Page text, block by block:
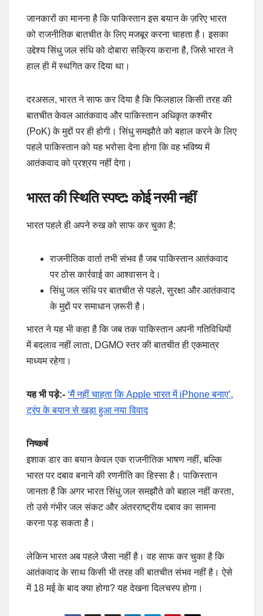
जानकारों का मानना है कि पाकिस्तान इस बयान के ज़रिए भारत
को राजनीतिक बातचीत के लिए मजबूर करना चाहता है। इसका
उद्देश्य सिंधु जल संधि को दोबारा सक्रिय कराना है, जिसे भारत ने
हाल ही में स्थगित कर दिया था।
दरअसल, भारत ने साफ कर दिया है कि फिलहाल किसी तरह की
बातचीत केवल आतंकवाद और पाकिस्तान अधिकृत कश्मीर
(PoK) के मुद्दों पर ही होगी। सिंधु समझौते को बहाल करने के लिए
पहले पाकिस्तान को यह भरोसा देना होगा कि वह भविष्य में
आतंकवाद को प्रश्रय नहीं देगा।
भारत की स्थिति स्पष्ट: कोई नरमी नहीं
भारत पहले ही अपने रुख को साफ कर चुका है:
राजनीतिक वार्ता तभी संभव है जब पाकिस्तान आतंकवाद
पर ठोस कार्रवाई का आश्वासन दे।
सिंधु जल संधि पर बातचीत से पहले, सुरक्षा और आतंकवाद
के मुद्दों पर समाधान ज़रूरी है।
भारत ने यह भी कहा है कि जब तक पाकिस्तान अपनी गतिविधियों
में बदलाव नहीं लाता, DGMO स्तर की बातचीत ही एकमात्र
माध्यम रहेगा।
यह भी पड़े:- ‘मैं नहीं चाहता कि Apple भारत में iPhone बनाए’,
ट्रंप के बयान से खड़ा हुआ नया विवाद
निष्कर्ष
इशाक डार का बयान केवल एक राजनीतिक भाषण नहीं, बल्कि
भारत पर दबाव बनाने की रणनीति का हिस्सा है। पाकिस्तान
जानता है कि अगर भारत सिंधु जल समझौते को बहाल नहीं करता,
तो उसे गंभीर जल संकट और अंतरराष्ट्रीय दबाव का सामना
करना पड़ सकता है।
लेकिन भारत अब पहले जैसा नहीं है। वह साफ कर चुका है कि
आतंकवाद के साथ किसी भी तरह की बातचीत संभव नहीं है। ऐसे
में 18 मई के बाद क्या होगा? यह देखना दिलचस्प होगा।